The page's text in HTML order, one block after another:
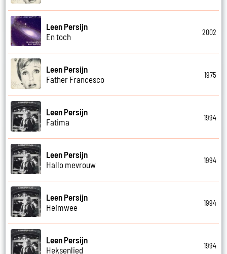
Leen Persijn
En toch
2002
Leen Persijn
Father Francesco
1975
Leen Persijn
Fatima
1994
Leen Persijn
Hallo mevrouw
1994
Leen Persijn
Heimwee
1994
Leen Persijn
Heksenlied
1994